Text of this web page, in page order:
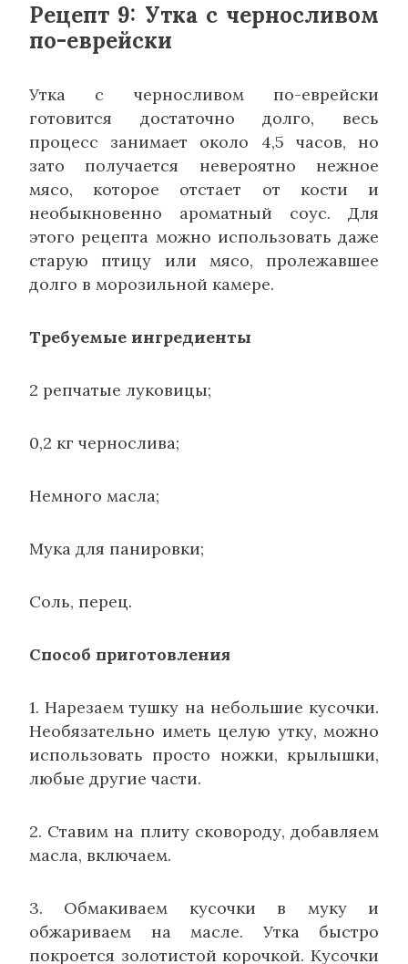
Рецепт 9: Утка с черносливом
по-еврейски
Утка с черносливом по-еврейски
готовится достаточно долго, весь
процесс занимает около 4,5 часов, но
зато получается невероятно нежное
мясо, которое отстает от кости и
необыкновенно ароматный соус. Для
этого рецепта можно использовать даже
старую птицу или мясо, пролежавшее
долго в морозильной камере.
Требуемые ингредиенты
2 репчатые луковицы;
0,2 кг чернослива;
Немного масла;
Мука для панировки;
Соль, перец.
Способ приготовления
1. Нарезаем тушку на небольшие кусочки.
Необязательно иметь целую утку, можно
использовать просто ножки, крылышки,
любые другие части.
2. Ставим на плиту сковороду, добавляем
масла, включаем.
3. Обмакиваем кусочки в муку и
обжариваем на масле. Утка быстро
покроется золотистой корочкой. Кусочки